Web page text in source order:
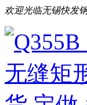
欢迎光临无锡快发